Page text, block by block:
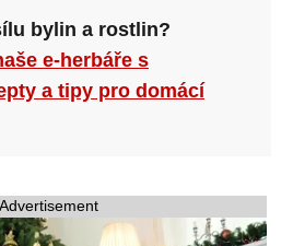
bylin a rostlin?
e-herbáře s
a tipy pro domácí
Advertisement